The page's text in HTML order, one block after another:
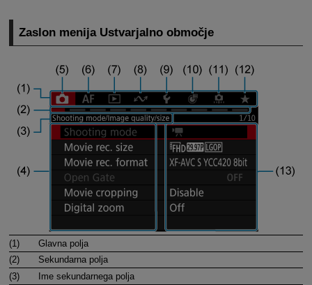
Zaslon menija Ustvarjalno območje
(1)
Glavna polja
(2)
Sekundarna polja
(3)
Ime sekundarnega polja